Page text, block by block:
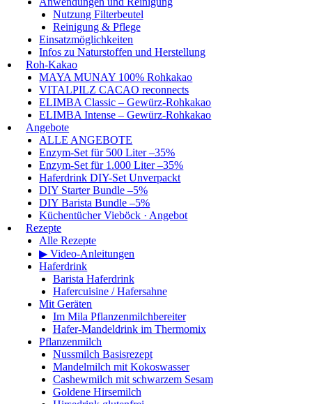
Nutzung Filterbeutel
Reinigung & Pflege
Einsatzmöglichkeiten
Infos zu Naturstoffen und Herstellung
Roh-Kakao
MAYA MUNAY 100% Rohkakao
VITALPILZ CACAO reconnects
ELIMBA Classic – Gewürz-Rohkakao
ELIMBA Intense – Gewürz-Rohkakao
Angebote
ALLE ANGEBOTE
Enzym-Set für 500 Liter –35%
Enzym-Set für 1.000 Liter –35%
Haferdrink DIY-Set Unverpackt
DIY Starter Bundle –5%
DIY Barista Bundle –5%
Küchentücher Vieböck · Angebot
Rezepte
Alle Rezepte
▶ Video-Anleitungen
Haferdrink
Barista Haferdrink
Hafercuisine / Hafersahne
Mit Geräten
Im Mila Pflanzenmilchbereiter
Hafer-Mandeldrink im Thermomix
Pflanzenmilch
Nussmilch Basisrezept
Mandelmilch mit Kokoswasser
Cashewmilch mit schwarzem Sesam
Goldene Hirsemilch